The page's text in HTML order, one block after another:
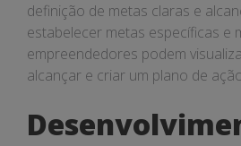
definição de metas claras e
estabelecer metas específicas e
empreendedores podem
alcançar e criar um plano de